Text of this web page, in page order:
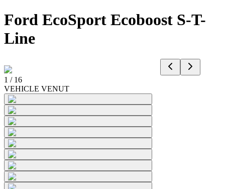
Ford EcoSport Ecoboost S-T-
Line
1 / 16
VEHICLE VENUT